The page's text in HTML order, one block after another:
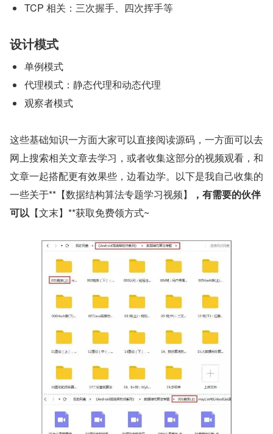
TCP 相关：三次握手、四次挥手等
设计模式
单例模式
代理模式：静态代理和动态代理
观察者模式
这些基础知识一方面大家可以直接阅读源码，一方面可以去
网上搜索相关文章去学习，或者收集这部分的视频观看，和
文章一起搭配更有效果些，边看边学。以下是我自己收集的
一些关于**【数据结构算法专题学习视频】
，有需要的伙伴
可以 【文末】**获取免费领方式~